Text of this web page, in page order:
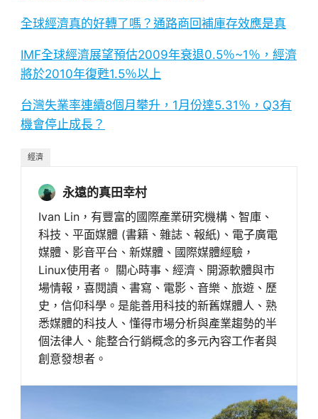
全球經濟真的好轉了嗎？通路商回補庫存效應是真
IMF全球經濟展望預估2009年衰退0.5％~1％，經濟
將於2010年復甦1.5％以上
台灣失業率連續8個月攀升，1月份達5.31％，Q3有
機會停止成長？
經濟
永遠的真田幸村
Ivan Lin，有豐富的國際產業研究機構、智庫、
科技、平面媒體 (書籍、雜誌、報紙)、電子廣電
媒體、影音平台、新媒體、國際媒體經驗，
Linux使用者。 關心時事、經濟、開源軟體與市
場情報，喜閱讀、書寫、電影、音樂、旅遊、歷
史，信仰科學。是能善用科技的新舊媒體人、熟
悉媒體的科技人、懂得市場分析與產業趨勢的半
個法律人、能整合行銷概念的多元內容工作者與
創意發想者。